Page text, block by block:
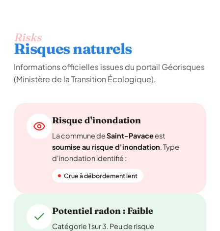
Risks
Risques naturels
Informations officielles issues du portail Géorisques
(Ministère de la Transition Écologique).
Risque d'inondation
La commune deSaint-Pavaceest
soumise au risque d'inondation. Type
d'inondation identifié :
Crue à débordement lent
Potentiel radon : Faible
Catégorie 1 sur 3. Peu de risque